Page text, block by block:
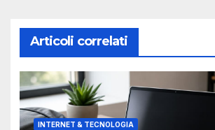
Articoli correlati
INTERNET & TECNOLOGIA